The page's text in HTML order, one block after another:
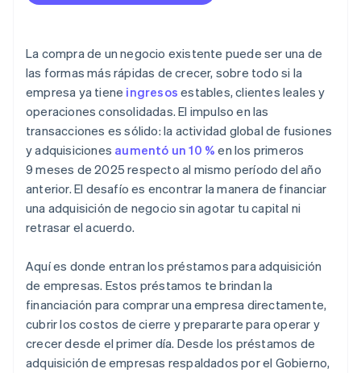
La compra de un negocio existente puede ser una de
las formas más rápidas de crecer, sobre todo si la
empresa ya tiene ingresos estables, clientes leales y
operaciones consolidadas. El impulso en las
transacciones es sólido: la actividad global de fusiones
y adquisiciones aumentó un 10 % en los primeros
9 meses de 2025 respecto al mismo período del año
anterior. El desafío es encontrar la manera de financiar
una adquisición de negocio sin agotar tu capital ni
retrasar el acuerdo.
Aquí es donde entran los préstamos para adquisición
de empresas. Estos préstamos te brindan la
financiación para comprar una empresa directamente,
cubrir los costos de cierre y prepararte para operar y
crecer desde el primer día. Desde los préstamos de
adquisición de empresas respaldados por el Gobierno,